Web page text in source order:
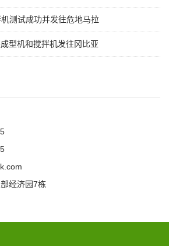
测试成功并发往危地马拉
型机和搅拌机发往冈比亚
经济园7栋